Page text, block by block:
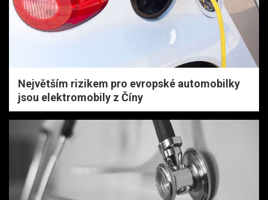
Největším rizikem pro evropské automobilky
jsou elektromobily z Číny